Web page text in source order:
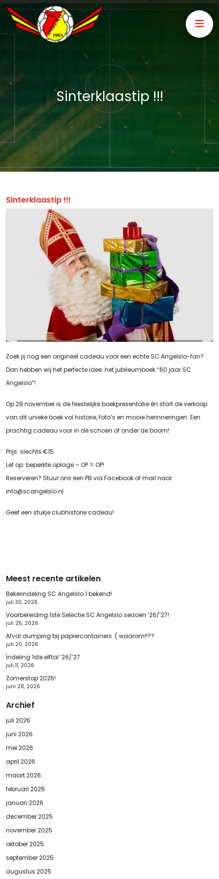
Sinterklaastip !!!
Sinterklaastip !!!
Zoek jij nog een origineel cadeau voor een echte SC Angelslo-fan?
Dan hebben wij het perfecte idee: het jubileumboek “60 jaar SC
Angelslo”!
Op 29 november is de feestelijke boekpresentatie én start de verkoop
van dit unieke boek vol historie, foto’s en mooie herinneringen. Een
prachtig cadeau voor in de schoen of onder de boom!
Prijs: slechts €15
Let op: beperkte oplage – OP = OP!
Reserveren? Stuur ons een PB via Facebook of mail naar
info@scangelslo.nl
Geef een stukje clubhistorie cadeau!
Meest recente artikelen
Bekerindeling SC Angelslo 1 bekend!
juli 30, 2026
Voorbereiding 1ste Selectie SC Angelslo seizoen ’26/’27!
juli 25, 2026
Afval dumping bij papiercontainers :( waarom!!??
juli 20, 2026
Indeling 1ste elftal ’26/’27
juli 11, 2026
Zomerstop 2026!
juni 28, 2026
Archief
juli 2026
juni 2026
mei 2026
april 2026
maart 2026
februari 2026
januari 2026
december 2025
november 2025
oktober 2025
september 2025
augustus 2025